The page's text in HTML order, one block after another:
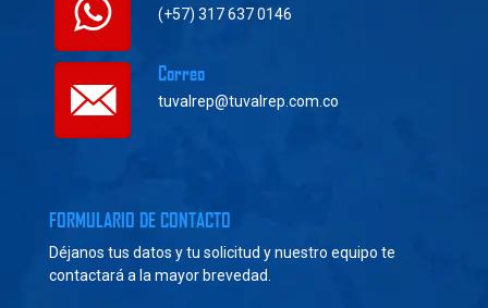
(+57) 317 637 0146
Correo
tuvalrep@tuvalrep.com.co
FORMULARIO DE CONTACTO
Déjanos tus datos y tu solicitud y nuestro equipo te
contactará a la mayor brevedad.